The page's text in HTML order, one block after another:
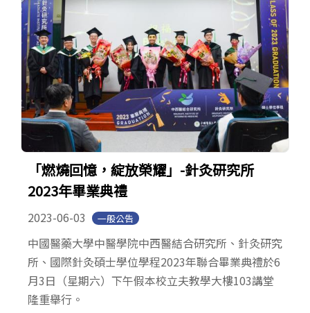
「燃燒回憶，綻放榮耀」-針灸研究所
2023年畢業典禮
2023-06-03 一般公告
中國醫藥大學中醫學院中西醫結合研究所、針灸研究
所、國際針灸碩士學位學程2023年聯合畢業典禮於6
月3日（星期六）下午假本校立夫教學大樓103講堂
隆重舉行。